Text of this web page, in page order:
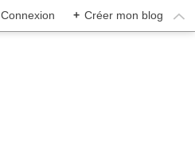
Connexion + Créer mon blog